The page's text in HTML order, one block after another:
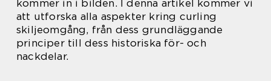
kommer in i bilden. I denna artikel kommer vi
att utforska alla aspekter kring curling
skiljeomgång, från dess grundläggande
principer till dess historiska för- och
nackdelar.